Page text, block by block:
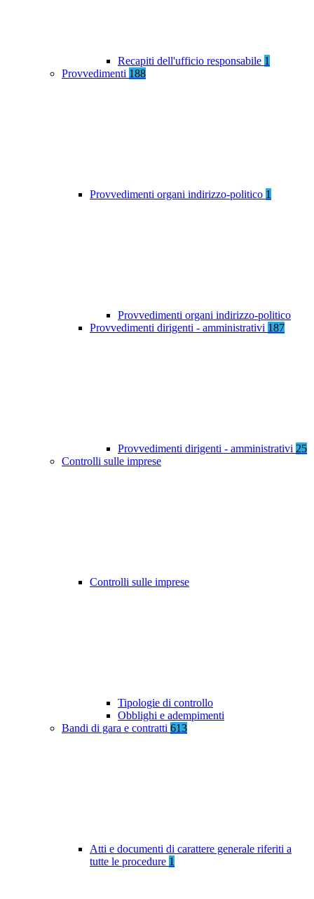
Recapiti dell'ufficio responsabile 1
Provvedimenti 188
Provvedimenti organi indirizzo-politico 1
Provvedimenti organi indirizzo-politico
Provvedimenti dirigenti - amministrativi 187
Provvedimenti dirigenti - amministrativi 25
Controlli sulle imprese
Controlli sulle imprese
Tipologie di controllo
Obblighi e adempimenti
Bandi di gara e contratti 613
Atti e documenti di carattere generale riferiti a
tutte le procedure 1